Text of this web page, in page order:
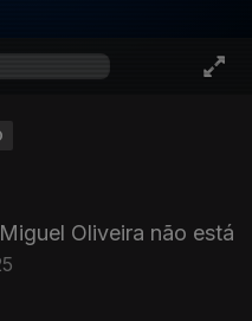
Oliveira não está